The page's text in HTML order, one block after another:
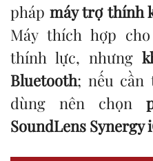
pháp máy trợ thính
Máy thích hợp
thính lực, nhưng
Bluetooth; nếu cần
dùng nên chọn
SoundLens Synergy